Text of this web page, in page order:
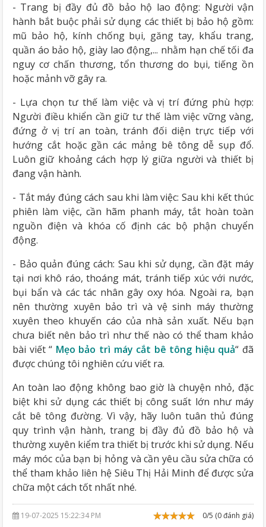
- Trang bị đầy đủ đồ bảo hộ lao động: Người vận
hành bắt buộc phải sử dụng các thiết bị bảo hộ gồm:
mũ bảo hộ, kính chống bụi, găng tay, khẩu trang,
quần áo bảo hộ, giày lao động,... nhằm hạn chế tối đa
nguy cơ chấn thương, tổn thương do bụi, tiếng ồn
hoặc mảnh vỡ gây ra.
- Lựa chọn tư thế làm việc và vị trí đứng phù hợp:
Người điều khiển cần giữ tư thế làm việc vững vàng,
đứng ở vị trí an toàn, tránh đối diện trực tiếp với
hướng cắt hoặc gần các mảng bê tông dễ sụp đổ.
Luôn giữ khoảng cách hợp lý giữa người và thiết bị
đang vận hành.
- Tắt máy đúng cách sau khi làm việc: Sau khi kết thúc
phiên làm việc, cần hãm phanh máy, tắt hoàn toàn
nguồn điện và khóa cố định các bộ phận chuyển
động.
- Bảo quản đúng cách: Sau khi sử dụng, cần đặt máy
tại nơi khô ráo, thoáng mát, tránh tiếp xúc với nước,
bụi bẩn và các tác nhân gây oxy hóa. Ngoài ra, bạn
nên thường xuyên bảo trì và vệ sinh máy thường
xuyên theo khuyến cáo của nhà sản xuất. Nếu bạn
chưa biết nên bảo trì như thế nào có thể tham khảo
bài viết “ Mẹo bảo trì máy cắt bê tông hiệu quả“ đã
được chúng tôi nghiên cứu viết ra.
An toàn lao động không bao giờ là chuyện nhỏ, đặc
biệt khi sử dụng các thiết bị công suất lớn như máy
cắt bê tông đường. Vì vậy, hãy luôn tuân thủ đúng
quy trình vận hành, trang bị đầy đủ đồ bảo hộ và
thường xuyên kiểm tra thiết bị trước khi sử dụng. Nếu
máy móc của bạn bị hỏng và cần yêu cầu sửa chữa có
thể tham khảo liên hệ Siêu Thị Hải Minh để được sửa
chữa một cách tốt nhất nhé.
19-07-2025 15:22:34 PM 0/5 (0 đánh giá)